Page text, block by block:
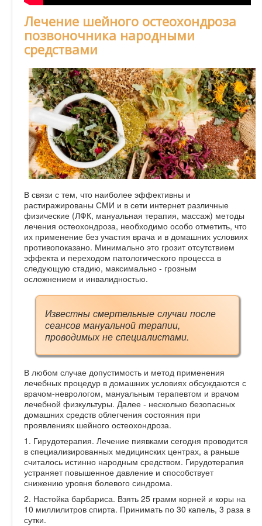
Лечение шейного остеохондроза
позвоночника народными
средствами
В связи с тем, что наиболее эффективны и
растиражированы СМИ и в сети интернет различные
физические (ЛФК, мануальная терапия, массаж) методы
лечения остеохондроза, необходимо особо отметить, что
их применение без участия врача и в домашних условиях
противопоказано. Минимально это грозит отсутствием
эффекта и переходом патологического процесса в
следующую стадию, максимально - грозным
осложнением и инвалидностью.
Известны смертельные случаи после
сеансов мануальной терапии,
проводимых не специалистами.
В любом случае допустимость и метод применения
лечебных процедур в домашних условиях обсуждаются с
врачом-неврологом, мануальным терапевтом и врачом
лечебной физкультуры. Далее - несколько безопасных
домашних средств облегчения состояния при
проявлениях шейного остеохондроза.
1. Гирудотерапия. Лечение пиявками сегодня проводится
в специализированных медицинских центрах, а раньше
считалось истинно народным средством. Гирудотерапия
устраняет повышенное давление и способствует
снижению уровня болевого синдрома.
2. Настойка барбариса. Взять 25 грамм корней и коры на
10 миллилитров спирта. Принимать по 30 капель, 3 раза в
сутки.